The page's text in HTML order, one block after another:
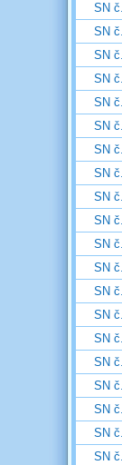
SN
SN
SN
SN
SN
SN
SN
SN
SN
SN
SN
SN
SN
SN
SN
SN
SN
SN
SN
SN